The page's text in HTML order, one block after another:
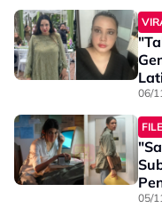
06/
Set
05/